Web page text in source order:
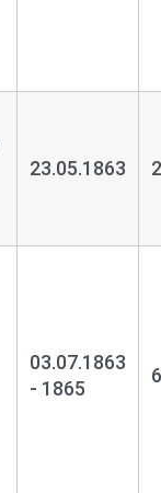
23.05.1863 2
03.07.1863
- 1865
6